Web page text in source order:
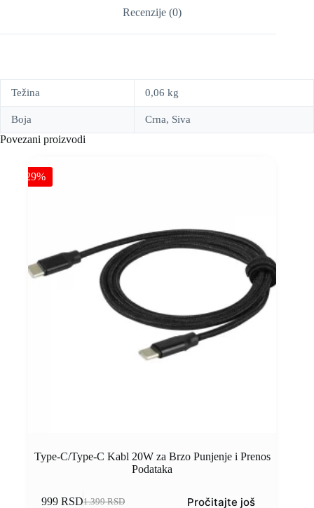
Recenzije (0)
Težina 0,06 kg
Boja Crna, Siva
Povezani proizvodi
-29%
Type-C/Type-C Kabl 20W za Brzo Punjenje i Prenos
Podataka
1.399RSD
999RSD Pročitajte još